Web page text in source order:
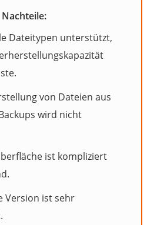
Nachteile:
Dateitypen unterstützt,
von Dateien aus
wird nicht
ist kompliziert
Version ist sehr